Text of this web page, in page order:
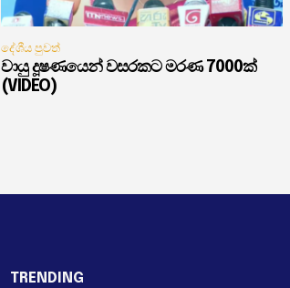
දේශීය පුවත්
වායු දූෂණයෙන් වසරකට මරණ 7000ක්
(VIDEO)
TRENDING